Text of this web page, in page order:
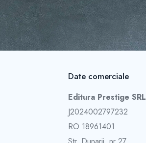
Date comerciale
Editura Prestige SRL
J2024002797232
RO 18961401